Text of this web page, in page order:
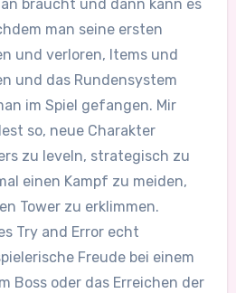
braucht und dann kann es
man seine ersten
und verloren, Items und
und das Rundensystem
im Spiel gefangen. Mir
so, neue Charakter
zu leveln, strategisch zu
einen Kampf zu meiden,
Tower zu erklimmen.
Try and Error echt
Freude bei einem
Boss oder das Erreichen der